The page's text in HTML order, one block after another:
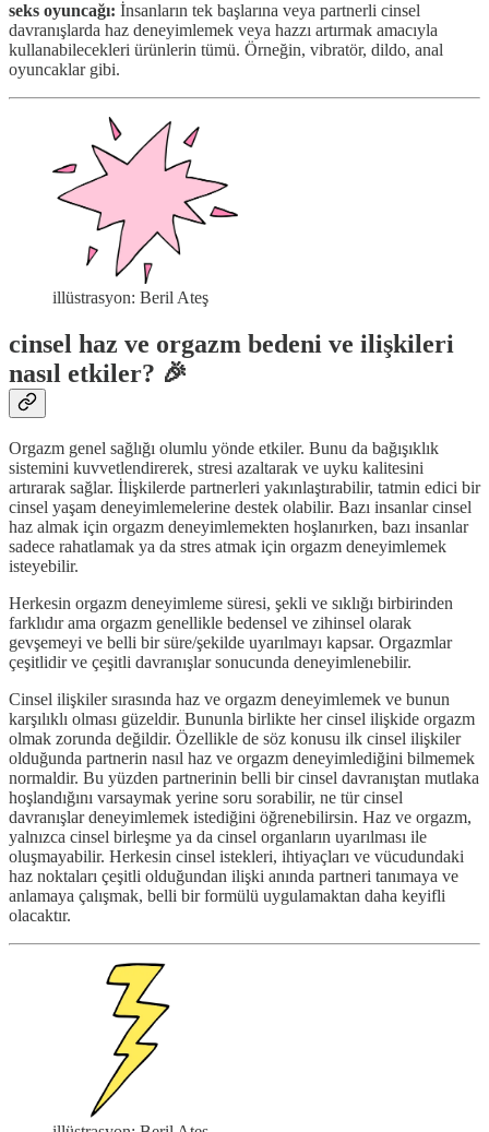
seks oyuncağı: İnsanların tek başlarına veya partnerli cinsel
davranışlarda haz deneyimlemek veya hazzı artırmak amacıyla
kullanabilecekleri ürünlerin tümü. Örneğin, vibratör, dildo, anal
oyuncaklar gibi.
illüstrasyon: Beril Ateş
cinsel haz ve orgazm bedeni ve ilişkileri
nasıl etkiler? 🎉
Orgazm genel sağlığı olumlu yönde etkiler. Bunu da bağışıklık
sistemini kuvvetlendirerek, stresi azaltarak ve uyku kalitesini
artırarak sağlar. İlişkilerde partnerleri yakınlaştırabilir, tatmin edici bir
cinsel yaşam deneyimlemelerine destek olabilir. Bazı insanlar cinsel
haz almak için orgazm deneyimlemekten hoşlanırken, bazı insanlar
sadece rahatlamak ya da stres atmak için orgazm deneyimlemek
isteyebilir.
Herkesin orgazm deneyimleme süresi, şekli ve sıklığı birbirinden
farklıdır ama orgazm genellikle bedensel ve zihinsel olarak
gevşemeyi ve belli bir süre/şekilde uyarılmayı kapsar. Orgazmlar
çeşitlidir ve çeşitli davranışlar sonucunda deneyimlenebilir.
Cinsel ilişkiler sırasında haz ve orgazm deneyimlemek ve bunun
karşılıklı olması güzeldir. Bununla birlikte her cinsel ilişkide orgazm
olmak zorunda değildir. Özellikle de söz konusu ilk cinsel ilişkiler
olduğunda partnerin nasıl haz ve orgazm deneyimlediğini bilmemek
normaldir. Bu yüzden partnerinin belli bir cinsel davranıştan mutlaka
hoşlandığını varsaymak yerine soru sorabilir, ne tür cinsel
davranışlar deneyimlemek istediğini öğrenebilirsin. Haz ve orgazm,
yalnızca cinsel birleşme ya da cinsel organların uyarılması ile
oluşmayabilir. Herkesin cinsel istekleri, ihtiyaçları ve vücudundaki
haz noktaları çeşitli olduğundan ilişki anında partneri tanımaya ve
anlamaya çalışmak, belli bir formülü uygulamaktan daha keyifli
olacaktır.